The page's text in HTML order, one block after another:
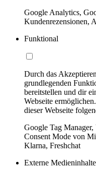
Google Analytics,
Kundenrezensionen,
Funktional
Durch das
grundlegenden
bereitstellen und dir
Webseite
dieser Webseite
Google Tag
Consent Mode von
Klarna, Freshchat
Externe Medieninhalte